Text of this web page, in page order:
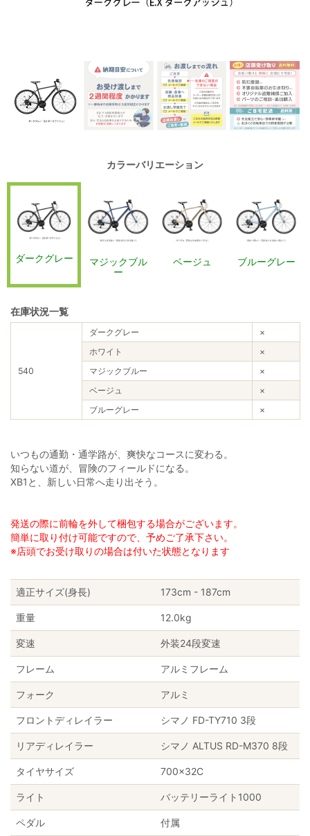
カラーバリエーション
ダークグレー
マジックブル
ー
ベージュ ブルーグレー
在庫状況一覧
540
ダークグレー
×
ホワイト
×
マジックブルー
×
ベージュ
×
ブルーグレー
×
いつもの通勤・通学路が、爽快なコースに変わる。
知らない道が、冒険のフィールドになる。
XB1と、新しい日常へ走り出そう。
発送の際に前輪を外して梱包する場合がございます。
簡単に取り付け可能ですので、予めご了承下さい。
※店頭でお受け取りの場合は付いた状態となります
適正サイズ(身長) 173cm - 187cm
重量 12.0kg
変速 外装24段変速
フレーム アルミフレーム
フォーク アルミ
フロントディレイラー シマノ FD-TY710 3段
リアディレイラー シマノ ALTUS RD-M370 8段
タイヤサイズ 700×32C
ライト バッテリーライト1000
ペダル 付属